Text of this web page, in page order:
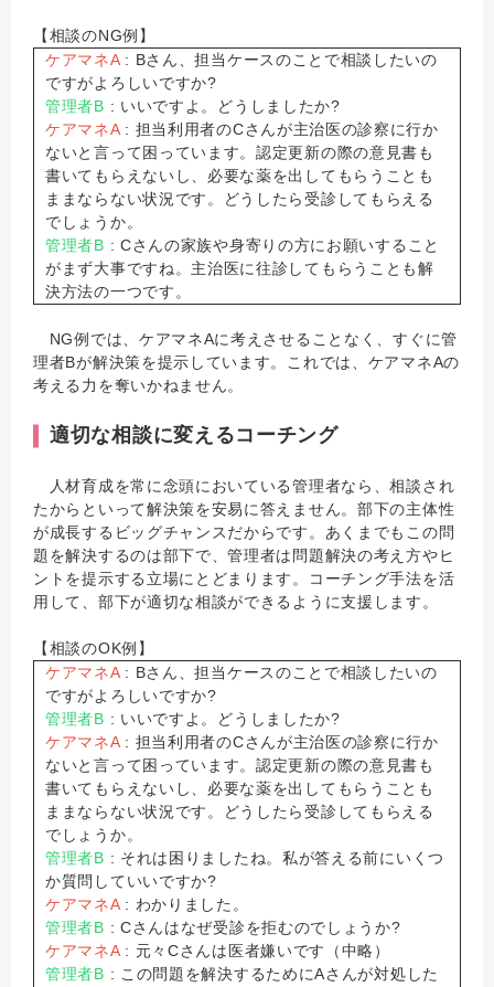
【相談のNG例】
ケアマネA: Bさん、担当ケースのことで相談したいの
ですがよろしいですか?
管理者B : いいですよ。どうしましたか?
ケアマネA: 担当利用者のCさんが主治医の診察に行か
ないと言って困っています。認定更新の際の意見書も
書いてもらえないし、必要な薬を出してもらうことも
ままならない状況です。どうしたら受診してもらえる
でしょうか。
管理者B : Cさんの家族や身寄りの方にお願いすること
がまず大事ですね。主治医に往診してもらうことも解
決方法の一つです。
NG例では、ケアマネAに考えさせることなく、すぐに管
理者Bが解決策を提示しています。これでは、ケアマネAの
考える力を奪いかねません。
適切な相談に変えるコーチング
人材育成を常に念頭においている管理者なら、相談され
たからといって解決策を安易に答えません。部下の主体性
が成長するビッグチャンスだからです。あくまでもこの問
題を解決するのは部下で、管理者は問題解決の考え方やヒ
ントを提示する立場にとどまります。コーチング手法を活
用して、部下が適切な相談ができるように支援します。
【相談のOK例】
ケアマネA: Bさん、担当ケースのことで相談したいの
ですがよろしいですか?
管理者B : いいですよ。どうしましたか?
ケアマネA: 担当利用者のCさんが主治医の診察に行か
ないと言って困っています。認定更新の際の意見書も
書いてもらえないし、必要な薬を出してもらうことも
ままならない状況です。どうしたら受診してもらえる
でしょうか。
管理者B : それは困りましたね。私が答える前にいくつ
か質問していいですか?
ケアマネA: わかりました。
管理者B : Cさんはなぜ受診を拒むのでしょうか?
ケアマネA: 元々Cさんは医者嫌いです（中略）
管理者B : この問題を解決するためにAさんが対処した